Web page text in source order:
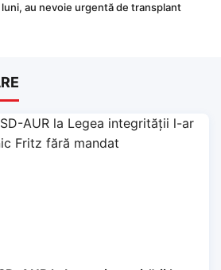
luni, au nevoie urgentă de transplant